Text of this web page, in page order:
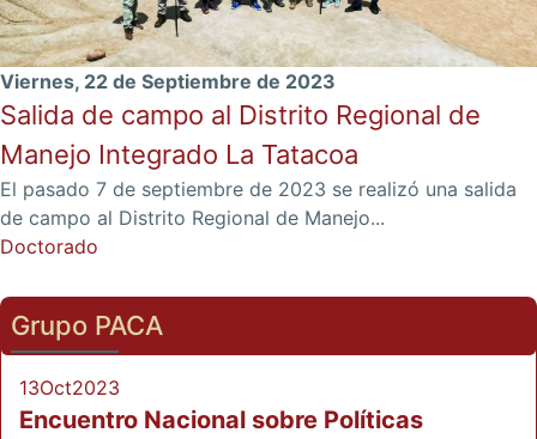
Viernes, 22 de Septiembre de 2023
Salida de campo al Distrito Regional de
Manejo Integrado La Tatacoa
El pasado 7 de septiembre de 2023 se realizó una salida
de campo al Distrito Regional de Manejo...
Doctorado
Grupo PACA
13Oct2023
Encuentro Nacional sobre Políticas